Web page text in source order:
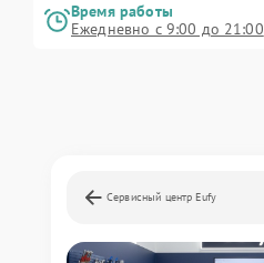
Время работы
Ежедневно с 9:00 до 21:00
Сервисный центр Eufy